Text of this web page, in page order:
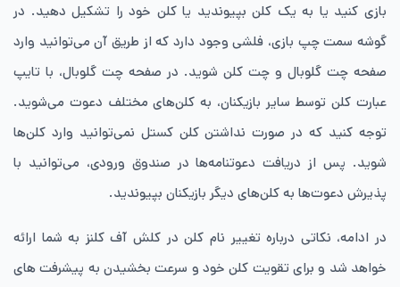
بازی کنید یا به یک کلن بپیوندید یا کلن خود را تشکیل دهید. در
گوشه سمت چپ بازی، فلشی وجود دارد که از طریق آن می‌توانید وارد
صفحه چت گلوبال و چت کلن شوید. در صفحه چت گلوبال، با تایپ
عبارت کلن توسط سایر بازیکنان، به کلن‌های مختلف دعوت می‌شوید.
توجه کنید که در صورت نداشتن کلن کستل نمی‌توانید وارد کلن‌ها
شوید. پس از دریافت دعوتنامه‌ها در صندوق ورودی، می‌توانید با
پذیرش دعوت‌ها به کلن‌های دیگر بازیکنان بپیوندید.
در ادامه، نکاتی درباره تغییر نام کلن در کلش آف کلنز به شما ارائه
خواهد شد و برای تقویت کلن خود و سرعت بخشیدن به پیشرفت های